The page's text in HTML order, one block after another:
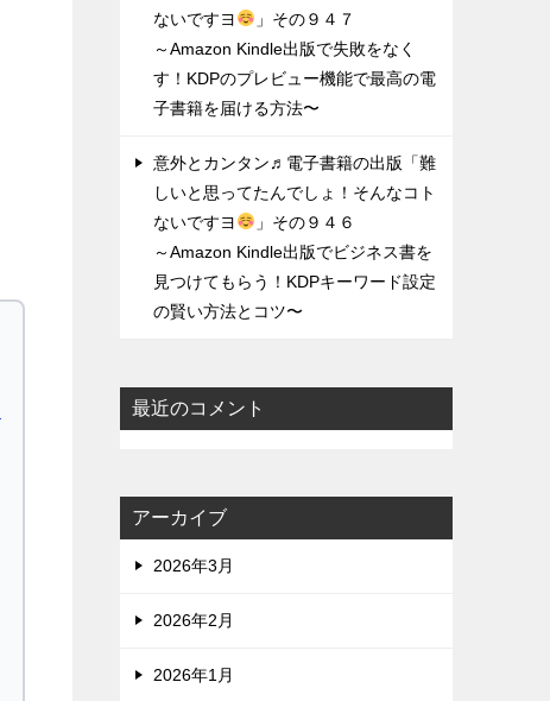
ないですヨ
」その９４７
～Amazon Kindle出版で失敗をなく
す！KDPのプレビュー機能で最高の電
子書籍を届ける方法〜
意外とカンタン♬電子書籍の出版「難
しいと思ってたんでしょ！そんなコト
ないですヨ
」その９４６
～Amazon Kindle出版でビジネス書を
見つけてもらう！KDPキーワード設定
の賢い方法とコツ〜
最近のコメント
アーカイブ
2026年3月
2026年2月
2026年1月